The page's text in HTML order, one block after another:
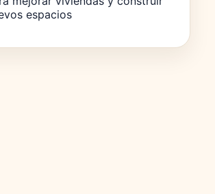
espacios